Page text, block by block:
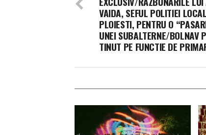
VAIDA, SEFUL POLITIEI
PLOIESTI, PENTRU O
UNEI SUBALTERNE/BOLNAV
TINUT PE FUNCTIE DE